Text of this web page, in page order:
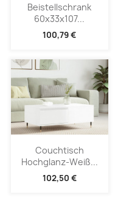
Beistellschrank
60x33x107...
100,79 €
Couchtisch
Hochglanz-Weiß...
102,50 €